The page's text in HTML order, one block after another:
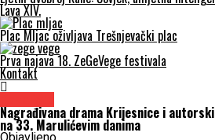
Lava XIV.
Plac Mljac oživljava Trešnjevački plac
Prva najava 18. ZeGeVege festivala
Kontakt
Nagrađivana drama Krijesnice i
na 33. Marulićevim danima